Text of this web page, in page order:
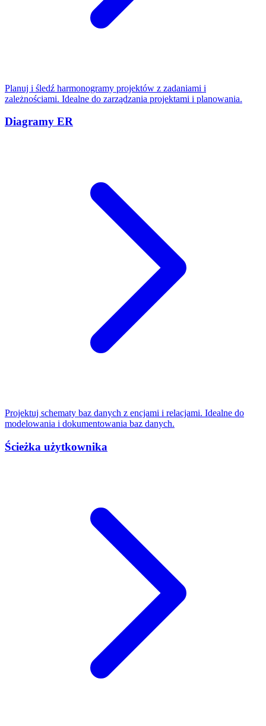
Planuj i śledź harmonogramy projektów z zadaniami i
zależnościami. Idealne do zarządzania projektami i planowania.
Diagramy ER
Projektuj schematy baz danych z encjami i relacjami. Idealne do
modelowania i dokumentowania baz danych.
Ścieżka użytkownika